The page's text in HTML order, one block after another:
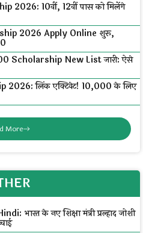
10वीं, 12वीं पास को मिलेंगे
2026 Apply Online शुरू,
Scholarship New List जारी: ऐसे
लिंक एक्टिवेट! ₹10,000 के लिए
More
के नए शिक्षा मंत्री प्रल्हाद जोशी